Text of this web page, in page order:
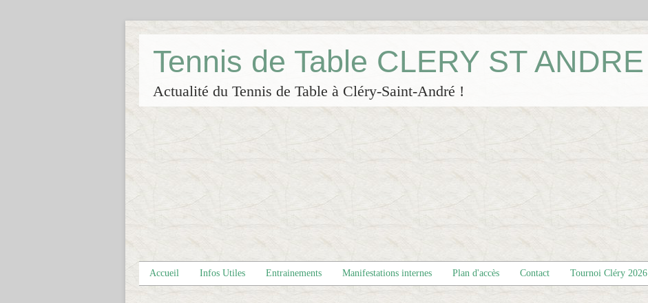
Tennis de Table CLERY ST ANDRE
Actualité du Tennis de Table à Cléry-Saint-André !
Accueil Infos Utiles Entrainements Manifestations internes Plan d'accès Contact Tournoi Cléry 2026